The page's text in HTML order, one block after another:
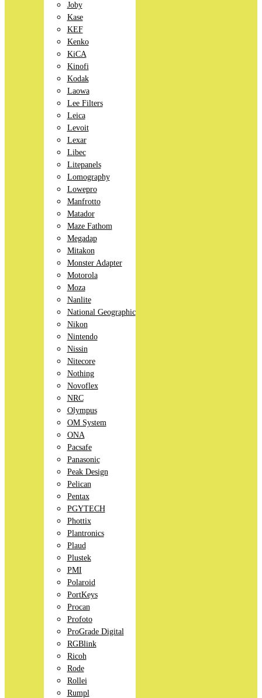
Joby
Kase
KEF
Kenko
KiCA
Kinofi
Kodak
Laowa
Lee Filters
Leica
Levoit
Lexar
Libec
Litepanels
Lomography
Lowepro
Manfrotto
Matador
Maze Fathom
Megadap
Mitakon
Monster Adapter
Motorola
Moza
Nanlite
National Geographic
Nikon
Nintendo
Nissin
Nitecore
Nothing
Novoflex
NRC
Olympus
OM System
ONA
Pacsafe
Panasonic
Peak Design
Pelican
Pentax
PGYTECH
Phottix
Plantronics
Plaud
Plustek
PMI
Polaroid
PortKeys
Procan
Profoto
ProGrade Digital
RGBlink
Ricoh
Rode
Rollei
Rumpl